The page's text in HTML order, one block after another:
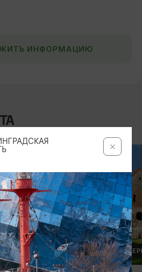
ИНФОРМАЦИЮ
КИРХИ И